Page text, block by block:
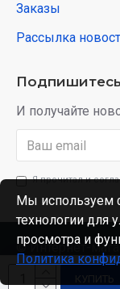
КУПИТЬ
Заказы
Рассылка
Подпишитесь
И получайте
Я прочитал и
© Интернет-
Мы используем
технологии для
просмотра и
Политика